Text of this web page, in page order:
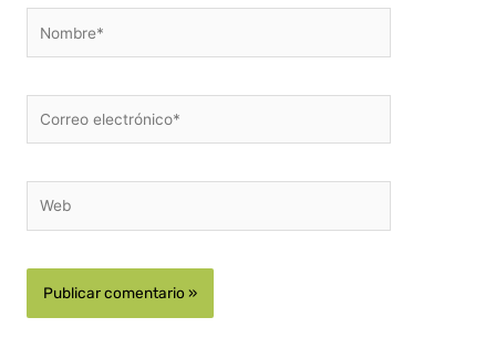
electrónico*